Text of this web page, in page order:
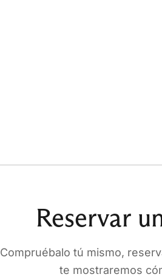
Reservar
Compruébalo tú mismo,
te mostraremos